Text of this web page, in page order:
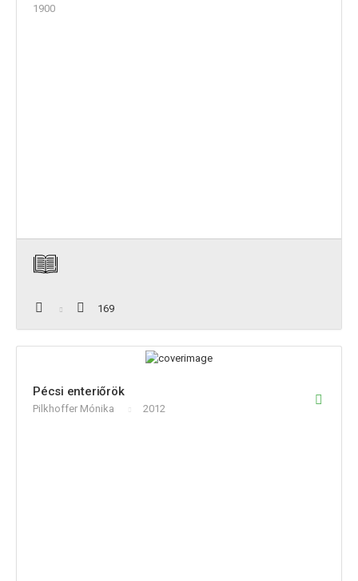
1900
169
Pécsi enteriőrök
Pilkhoffer Mónika 2012